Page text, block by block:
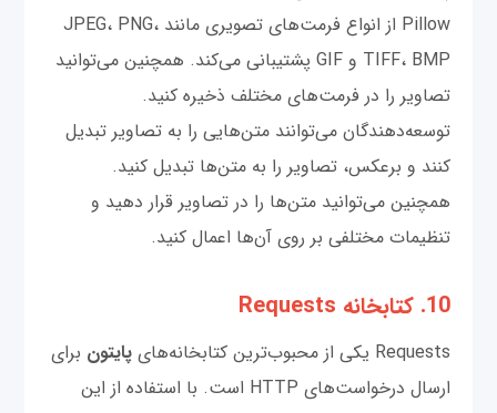
Pillow از انواع فرمت‌های تصویری مانند JPEG، PNG،
TIFF، BMP و GIF پشتیبانی می‌کند. همچنین می‌توانید
تصاویر را در فرمت‌های مختلف ذخیره کنید.
توسعه‌دهندگان می‌توانند متن‌هایی را به تصاویر تبدیل
کنند و برعکس، تصاویر را به متن‌ها تبدیل کنید.
همچنین می‌توانید متن‌ها را در تصاویر قرار دهید و
تنظیمات مختلفی بر روی آن‌ها اعمال کنید.
10. کتابخانه Requests
Requests یکی از محبوب‌ترین کتابخانه‌های پایتون برای
ارسال درخواست‌های HTTP است. با استفاده از این